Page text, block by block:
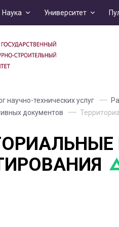
Наука Университет
научно-технических услуг
документов